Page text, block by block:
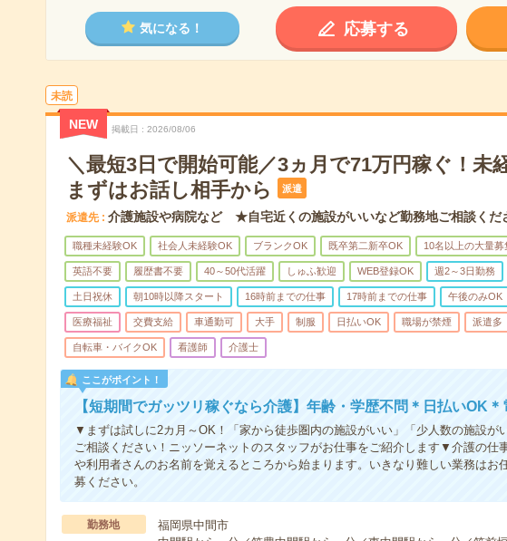
気になる！ 応募する
未読
NEW 掲載日 2026/08/06
＼最短3日で開始可能／3ヵ月で71万円稼ぐ！未
まずはお話し相手から
派遣
派遣先 介護施設や病院など ★自宅近くの施設がいいなど勤務地ご相談くだ
職種未経験OK 社会人未経験OK ブランクOK 既卒第二新卒OK 10名以上の大量募
英語不要 履歴書不要 40～50代活躍 しゅふ歓迎 WEB登録OK 週2～3日勤務
土日祝休 朝10時以降スタート 16時前までの仕事 17時前までの仕事 午後のみOK
医療福祉 交費支給 車通勤可 大手 制服 日払いOK 職場が禁煙 派遣多
自転車・バイクOK 看護師 介護士
ここがポイント！
【短期間でガッツリ稼ぐなら介護】年齢・学歴不問＊日払いOK
▼まずは試しに2カ月～OK！「家から徒歩圏内の施設がいい」「少人数の施設が
ご相談ください！ニッソーネットのスタッフがお仕事をご紹介します▼介護の仕
や利用者さんのお名前を覚えるところから始まります。いきなり難しい業務はお
募ください。
勤務地
福岡県中間市